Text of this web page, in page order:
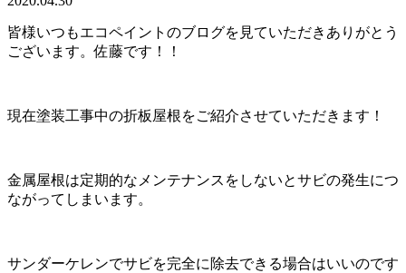
皆様いつもエコペイントのブログを見ていただきありがとう
ございます。佐藤です！！
現在塗装工事中の折板屋根をご紹介させていただきます！
金属屋根は定期的なメンテナンスをしないとサビの発生につ
ながってしまいます。
サンダーケレンでサビを完全に除去できる場合はいいのです